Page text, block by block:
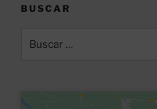
BUSCAR
por: